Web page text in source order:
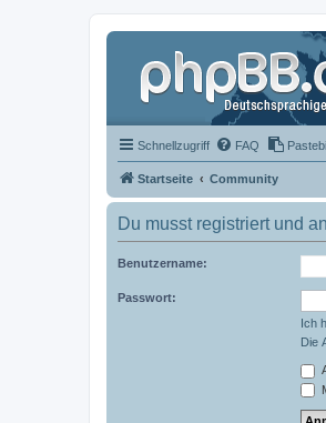
Schnellzugriff FAQ
Startseite Community
Du musst registriert und
Benutzername:
Passwort:
Ich
Die